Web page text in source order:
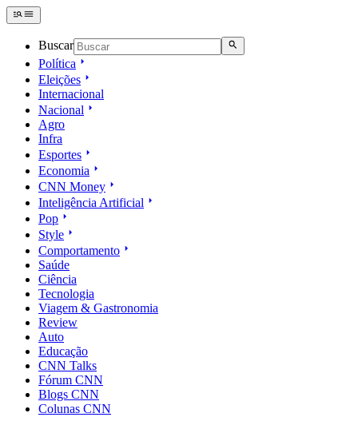
Buscar
Política
Eleições
Internacional
Nacional
Agro
Infra
Esportes
Economia
CNN Money
Inteligência Artificial
Pop
Style
Comportamento
Saúde
Ciência
Tecnologia
Viagem & Gastronomia
Review
Auto
Educação
CNN Talks
Fórum CNN
Blogs CNN
Colunas CNN